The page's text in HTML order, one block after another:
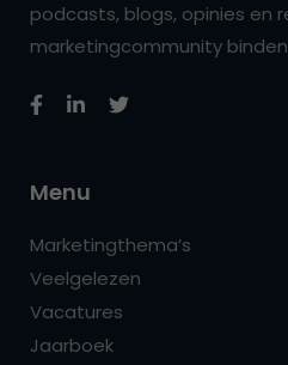
podcasts, blogs, opinies en
marketingcommunity
Menu
Marketingthema’s
Veelgelezen
Vacatures
Jaarboek